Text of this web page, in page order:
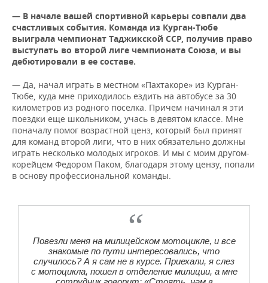
— В начале вашей спортивной карьеры совпали два
счастливых события. Команда из Курган-Тюбе
выиграла чемпионат Таджикской ССР, получив право
выступать во второй лиге чемпионата Союза, и вы
дебютировали в ее составе.
— Да, начал играть в местном «Пахтакоре» из Курган-
Тюбе, куда мне приходилось ездить на автобусе за 30
километров из родного поселка. Причем начинал я эти
поездки еще школьником, учась в девятом классе. Мне
поначалу помог возрастной ценз, который был принят
для команд второй лиги, что в них обязательно должны
играть несколько молодых игроков. И мы с моим другом-
корейцем Федором Паком, благодаря этому цензу, попали
в основу профессиональной команды.
Повезли меня на милицейском мотоцикле, и все
знакомые по пути интересовались, что
случилось? А я сам не в курсе. Приехали, я слез
с мотоцикла, пошел в отделение милиции, а мне